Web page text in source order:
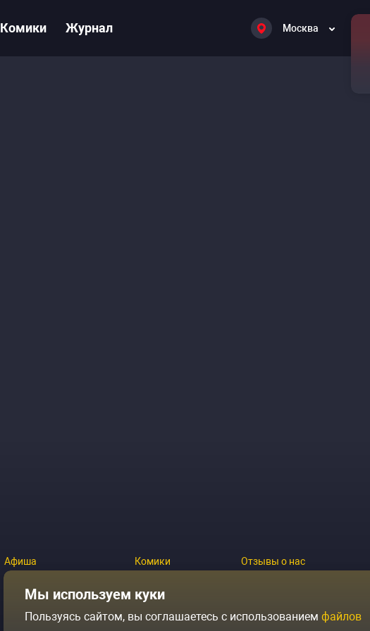
Комики Журнал Москва
Афиша
Площадки
Архив событий
Комики
Журнал
Контакты
Отзывы о нас
Условия продажи
Мы используем куки
Пользуясь сайтом, вы соглашаетесь с использованием файлов